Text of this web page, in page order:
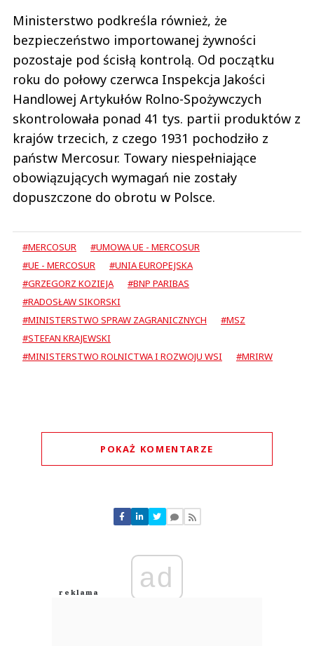
Ministerstwo podkreśla również, że
bezpieczeństwo importowanej żywności
pozostaje pod ścisłą kontrolą. Od początku
roku do połowy czerwca Inspekcja Jakości
Handlowej Artykułów Rolno-Spożywczych
skontrolowała ponad 41 tys. partii produktów z
krajów trzecich, z czego 1931 pochodziło z
państw Mercosur. Towary niespełniające
obowiązujących wymagań nie zostały
dopuszczone do obrotu w Polsce.
#MERCOSUR
#UMOWA UE - MERCOSUR
#UE - MERCOSUR
#UNIA EUROPEJSKA
#GRZEGORZ KOZIEJA
#BNP PARIBAS
#RADOSŁAW SIKORSKI
#MINISTERSTWO SPRAW ZAGRANICZNYCH
#MSZ
#STEFAN KRAJEWSKI
#MINISTERSTWO ROLNICTWA I ROZWOJU WSI
#MRIRW
POKAŻ KOMENTARZE
Nie znaleziono komentarzy
Zostaw swoje komentarze
Anuluj
ad